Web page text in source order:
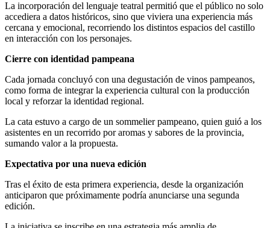
La incorporación del lenguaje teatral permitió que el público no solo
accediera a datos históricos, sino que viviera una experiencia más
cercana y emocional, recorriendo los distintos espacios del castillo
en interacción con los personajes.
Cierre con identidad pampeana
Cada jornada concluyó con una degustación de vinos pampeanos,
como forma de integrar la experiencia cultural con la producción
local y reforzar la identidad regional.
La cata estuvo a cargo de un sommelier pampeano, quien guió a los
asistentes en un recorrido por aromas y sabores de la provincia,
sumando valor a la propuesta.
Expectativa por una nueva edición
Tras el éxito de esta primera experiencia, desde la organización
anticiparon que próximamente podría anunciarse una segunda
edición.